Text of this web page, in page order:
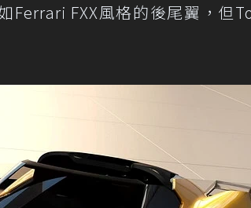
Ferrari FXX風格的後尾翼，但